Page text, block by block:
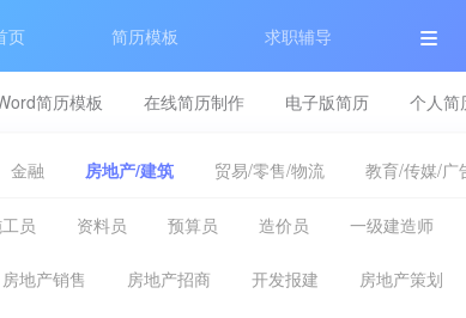
页 简历模板 求职辅导
简历模板 在线简历制作 电子版简历 个人简
金融 房地产/建筑 贸易/零售/物流 教育/传媒/广
员 资料员 预算员 造价员 一级建造师
房地产销售 房地产招商 开发报建 房地产策划